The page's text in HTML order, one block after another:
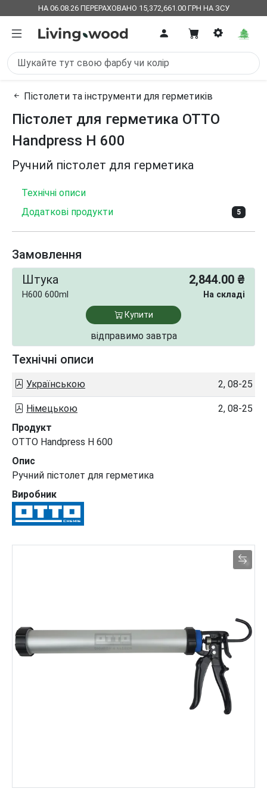
НА 06.08.26 ПЕРЕРАХОВАНО 15,372,661.00 ГРН НА ЗСУ
Пістолети та інструменти для герметиків
Пістолет для герметика OTTO
Handpress H 600
Ручний пістолет для герметика
Технічні описи
Додаткові продукти
5
Замовлення
Штука
H600 600ml
2,844.00 ₴
На складі
Купити
відправимо завтра
Технічні описи
Українською 2, 08-25
Німецькою
2, 08-25
Продукт
OTTO Handpress H 600
Опис
Ручний пістолет для герметика
Виробник